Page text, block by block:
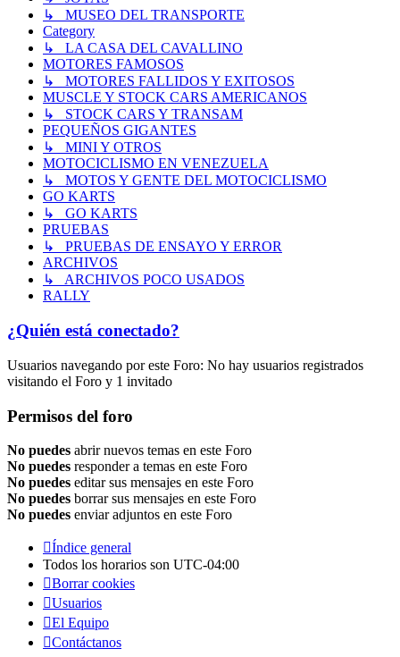
↳ MUSEO DEL TRANSPORTE
Category
↳ LA CASA DEL CAVALLINO
MOTORES FAMOSOS
↳ MOTORES FALLIDOS Y EXITOSOS
MUSCLE Y STOCK CARS AMERICANOS
↳ STOCK CARS Y TRANSAM
PEQUEÑOS GIGANTES
↳ MINI Y OTROS
MOTOCICLISMO EN VENEZUELA
↳ MOTOS Y GENTE DEL MOTOCICLISMO
GO KARTS
↳ GO KARTS
PRUEBAS
↳ PRUEBAS DE ENSAYO Y ERROR
ARCHIVOS
↳ ARCHIVOS POCO USADOS
RALLY
¿Quién está conectado?
Usuarios navegando por este Foro: No hay usuarios registrados
visitando el Foro y 1 invitado
Permisos del foro
No puedes abrir nuevos temas en este Foro
No puedes responder a temas en este Foro
No puedes editar sus mensajes en este Foro
No puedes borrar sus mensajes en este Foro
No puedes enviar adjuntos en este Foro
Índice general
Todos los horarios son UTC-04:00
Borrar cookies
Usuarios
El Equipo
Contáctanos